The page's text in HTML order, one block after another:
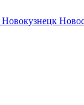
Новокузнецк